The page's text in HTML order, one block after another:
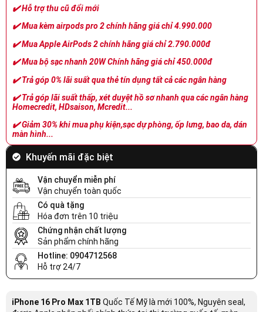
✔️Hỗ trợ thu cũ đổi mới
✔️Mua kèm airpods pro 2 chính hãng giá chỉ 4.990.000
✔️Mua Apple AirPods 2 chính hãng giá chỉ 2.790.000đ
✔️Mua bộ sạc nhanh 20W Chính hãng giá chỉ 450.000đ
✔️Trả góp 0% lãi suất qua thẻ tín dụng tất cả các ngân hàng
✔️Trả góp lãi suất thấp, xét duyệt hồ sơ nhanh qua các ngân hàng
Homecredit, HDsaison, Mcredit...
✔️Giảm 30% khi mua phụ kiện,sạc dự phòng, ốp lưng, bao da, dán
màn hình...
Khuyến mãi đặc biệt
Vận chuyển miễn phí
Vận chuyển toàn quốc
Có quà tặng
Hóa đơn trên 10 triệu
Chứng nhận chất lượng
Sản phẩm chính hãng
Hotline: 0904712568
Hỗ trợ 24/7
iPhone 16 Pro Max 1TB Quốc Tế Mỹ là mới 100%, Nguyên seal,